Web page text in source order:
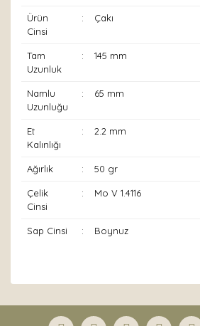
Ürün
Cinsi
: Çakı
Tam
Uzunluk
: 145 mm
Namlu
Uzunluğu
: 65 mm
Et
Kalınlığı
: 2.2 mm
Ağırlık : 50 gr
Çelik
Cinsi
: Mo V 1.4116
Sap Cinsi : Boynuz
formunu kullanarak tarafımıza
Görüş ve önerileriniz için teşekkür